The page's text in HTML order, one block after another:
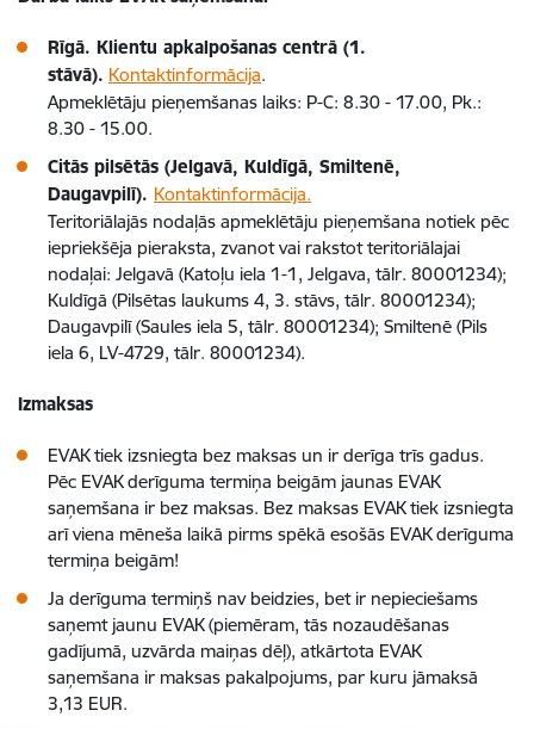
Rīgā. Klientu apkalpošanas centrā (1.
stāvā). Kontaktinformācija.
Apmeklētāju pieņemšanas laiks: P-C: 8.30 - 17.00, Pk.:
8.30 - 15.00.
Citās pilsētās (Jelgavā, Kuldīgā, Smiltenē,
Daugavpilī). Kontaktinformācija.
Teritoriālajās nodaļās apmeklētāju pieņemšana notiek pēc
iepriekšēja pieraksta, zvanot vai rakstot teritoriālajai
nodaļai: Jelgavā (Katoļu iela 1-1, Jelgava, tālr. 80001234);
Kuldīgā (Pilsētas laukums 4, 3. stāvs, tālr. 80001234);
Daugavpilī (Saules iela 5, tālr. 80001234); Smiltenē (Pils
iela 6, LV-4729, tālr. 80001234).
Izmaksas
EVAK tiek izsniegta bez maksas un ir derīga trīs gadus.
Pēc EVAK derīguma termiņa beigām jaunas EVAK
saņemšana ir bez maksas. Bez maksas EVAK tiek izsniegta
arī viena mēneša laikā pirms spēkā esošās EVAK derīguma
termiņa beigām!
Ja derīguma termiņš nav beidzies, bet ir nepieciešams
saņemt jaunu EVAK (piemēram, tās nozaudēšanas
gadījumā, uzvārda maiņas dēļ), atkārtota EVAK
saņemšana ir maksas pakalpojums, par kuru jāmaksā
3,13 EUR.